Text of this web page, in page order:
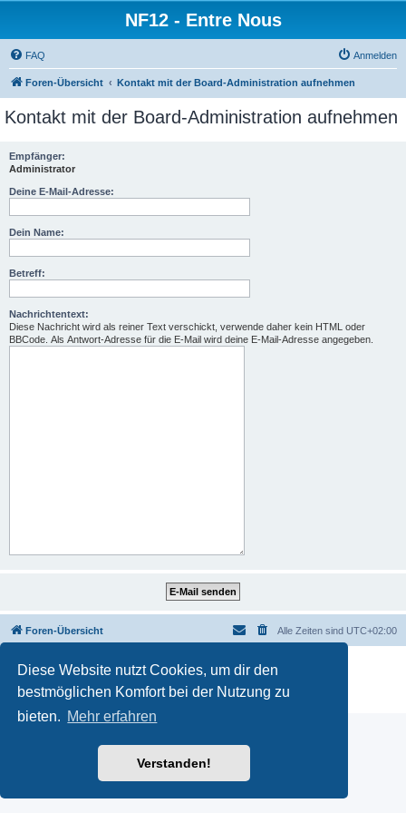
Diese Website nutzt Cookies, um dir den
bestmöglichen Komfort bei der Nutzung zu
bieten. Mehr erfahren
Verstanden!
NF12 - Entre Nous
FAQ Anmelden
Foren-Übersicht Kontakt mit der Board-Administration aufnehmen
Kontakt mit der Board-Administration aufnehmen
Empfänger:
Administrator
Deine E-Mail-Adresse:
Dein Name:
Betreff:
Nachrichtentext:
Diese Nachricht wird als reiner Text verschickt, verwende daher kein HTML oder
BBCode. Als Antwort-Adresse für die E-Mail wird deine E-Mail-Adresse angegeben.
Foren-Übersicht Alle Zeiten sind UTC+02:00
Powered by phpBB
® Forum Software © phpBB Limited
Deutsche Übersetzung durch
Datenschutz|Nutzungsbedingungen